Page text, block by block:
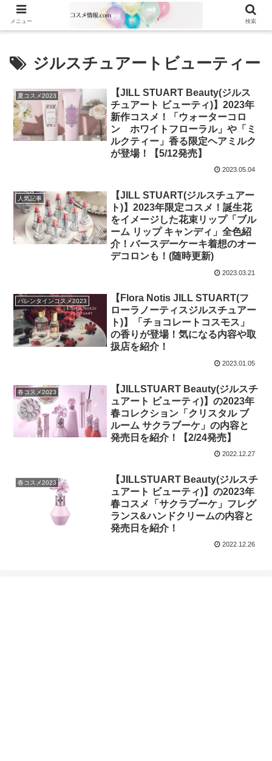
ジルスチュアートビューティー
夏コスメ2023
【JILL STUART Beauty(ジルス
チュアート ビューティ)】2023年
新作コスメ！「ウォーターコロ
ン ホワイトフローラル」や「ミ
ルクティー」香る限定ヘアミルク
が登場！【5/12発売】
2023.05.04
人気記事
【JILL STUART(ジルスチュアー
ト)】2023年限定コスメ！誕生花
をイメージした花束リップ「ブル
ーム リップ キャンディ」全色紹
介！バースデーケーキ着想のオー
デコロンも！(随時更新)
2023.03.21
バレンタインコスメ2023
【Flora Notis JILL STUART(フ
ローラノーティスジルスチュアー
ト)】「チョコレートコスモス」
の香りが登場！気になる内容や取
扱店を紹介！
2023.01.05
春コスメ2023
【JILLSTUART Beauty(ジルスチ
ュアート ビューティ)】の2023年
春コレクション「クリスタル ブ
ルーム サクラブーケ」の内容と
発売日を紹介！【2/24発売】
2022.12.27
春コスメ2023
【JILLSTUART Beauty(ジルスチ
ュアート ビューティ)】の2023年
春コスメ「サクラブーケ」フレグ
ランス&ハンドクリームの内容と
発売日を紹介！
2022.12.26
メニュー 検索